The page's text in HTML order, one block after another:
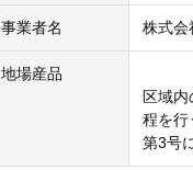
事業者名 株式
地場産品
区域
程を行
第3号